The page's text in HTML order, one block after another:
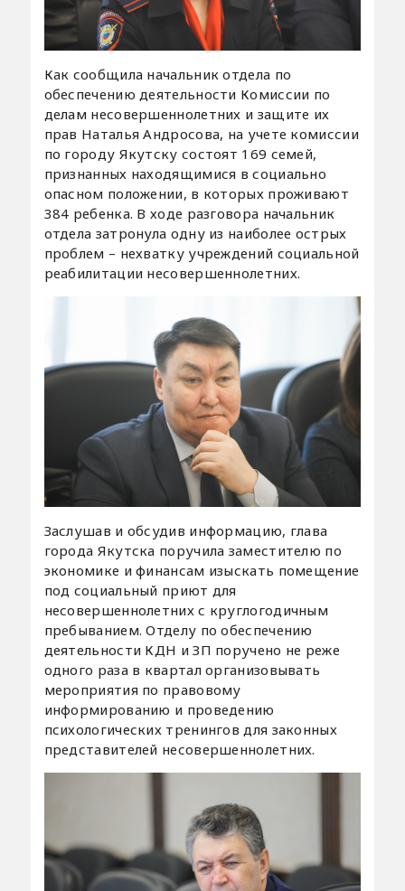
Как сообщила начальник отдела по
обеспечению деятельности Комиссии по
делам несовершеннолетних и защите их
прав Наталья Андросова, на учете комиссии
по городу Якутску состоят 169 семей,
признанных находящимися в социально
опасном положении, в которых проживают
384 ребенка. В ходе разговора начальник
отдела затронула одну из наиболее острых
проблем – нехватку учреждений социальной
реабилитации несовершеннолетних.
Заслушав и обсудив информацию, глава
города Якутска поручила заместителю по
экономике и финансам изыскать помещение
под социальный приют для
несовершеннолетних с круглогодичным
пребыванием. Отделу по обеспечению
деятельности КДН и ЗП поручено не реже
одного раза в квартал организовывать
мероприятия по правовому
информированию и проведению
психологических тренингов для законных
представителей несовершеннолетних.